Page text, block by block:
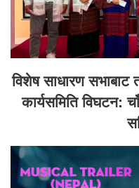
विशेष साधारण सभाबाट
कार्यसमिति विघटन: